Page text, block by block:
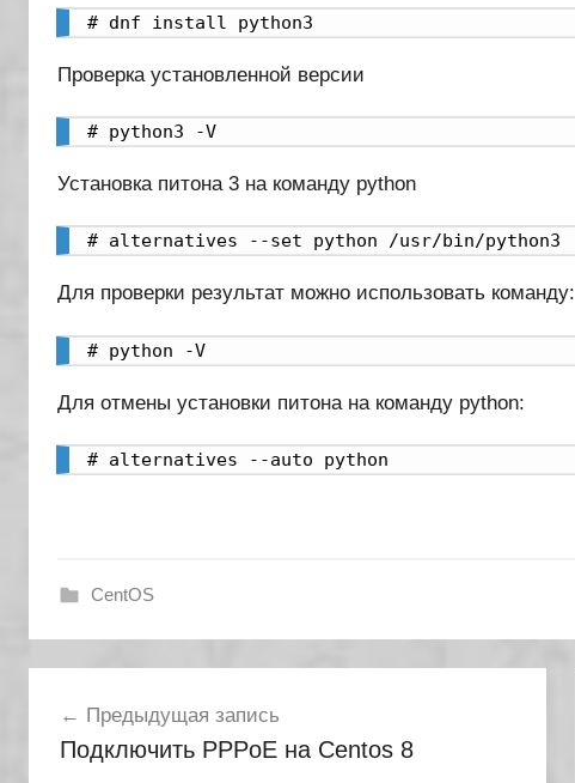
# dnf install python3
Проверка установленной версии
# python3 -V
Установка питона 3 на команду python
# alternatives --set python /usr/bin/python3
Для проверки результат можно использовать команду:
# python -V
Для отмены установки питона на команду python:
# alternatives --auto python
CentOS
по
записям
Предыдущая запись
Подключить PPPoE на Centos 8